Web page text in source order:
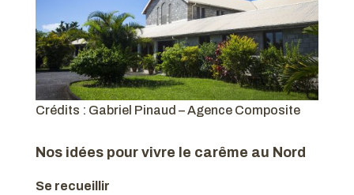
Crédits : Gabriel Pinaud – Agence Composite
Nos idées pour vivre le carême au Nord
Se recueillir